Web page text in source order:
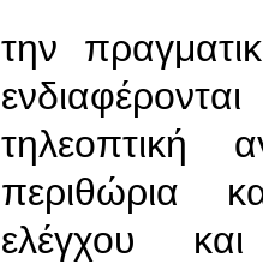
την
τηλεοπτική
περιθώρια
ελέγχου και